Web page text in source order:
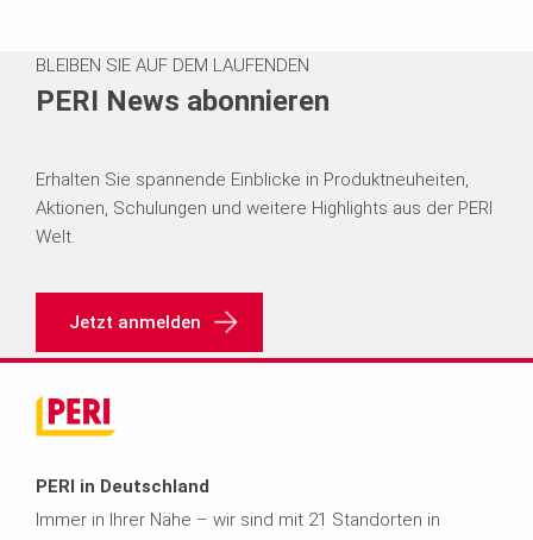
BLEIBEN SIE AUF DEM LAUFENDEN
PERI News abonnieren
Erhalten Sie spannende Einblicke in Produktneuheiten,
Aktionen, Schulungen und weitere Highlights aus der PERI
Welt.
Jetzt anmelden
PERI in Deutschland
Immer in Ihrer Nähe – wir sind mit 21 Standorten in